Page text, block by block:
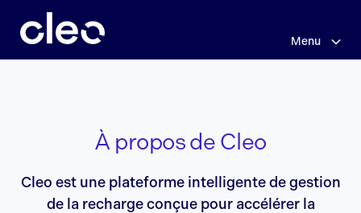
contenu
Menu
À
propos
À propos de Cleo
Cleo est une plateforme intelligente de gestion
de la recharge conçue pour accélérer la